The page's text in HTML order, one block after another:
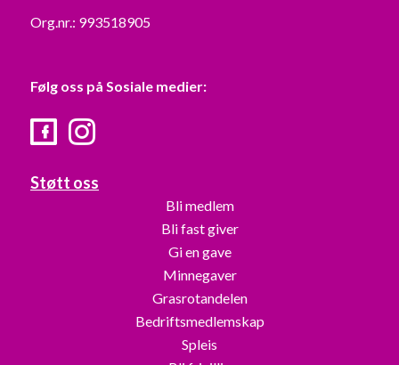
Org.nr.: 993518905
Følg oss på Sosiale medier:
FacebookInstagram
Støtt oss
Bli medlem
Bli fast giver
Gi en gave
Minnegaver
Grasrotandelen
Bedriftsmedlemskap
Spleis